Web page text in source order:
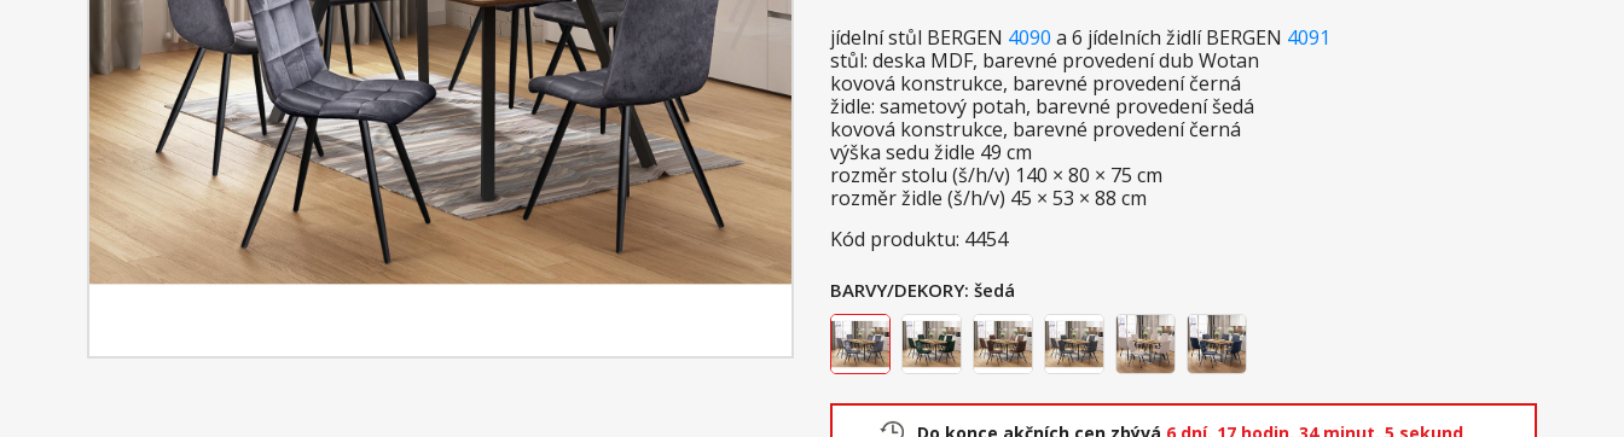
jídelní stůl BERGEN 4090 a 6 jídelních židlí BERGEN 4091
stůl: deska MDF, barevné provedení dub Wotan
kovová konstrukce, barevné provedení černá
židle: sametový potah, barevné provedení šedá
kovová konstrukce, barevné provedení černá
výška sedu židle 49 cm
rozměr stolu (š/h/v) 140 × 80 × 75 cm
rozměr židle (š/h/v) 45 × 53 × 88 cm
Kód produktu: 4454
BARVY/DEKORY: šedá